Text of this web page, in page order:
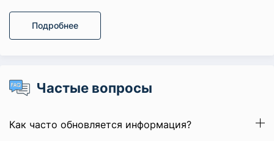
Подробнее
Частые вопросы
Как часто обновляется информация?